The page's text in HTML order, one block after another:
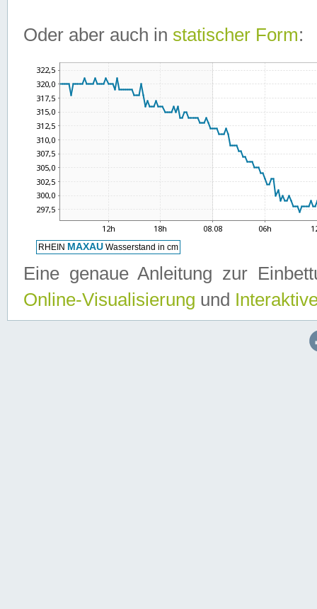
Oder aber auch in statischer Form:
Eine genaue Anleitung zur
Online-Visualisierung und